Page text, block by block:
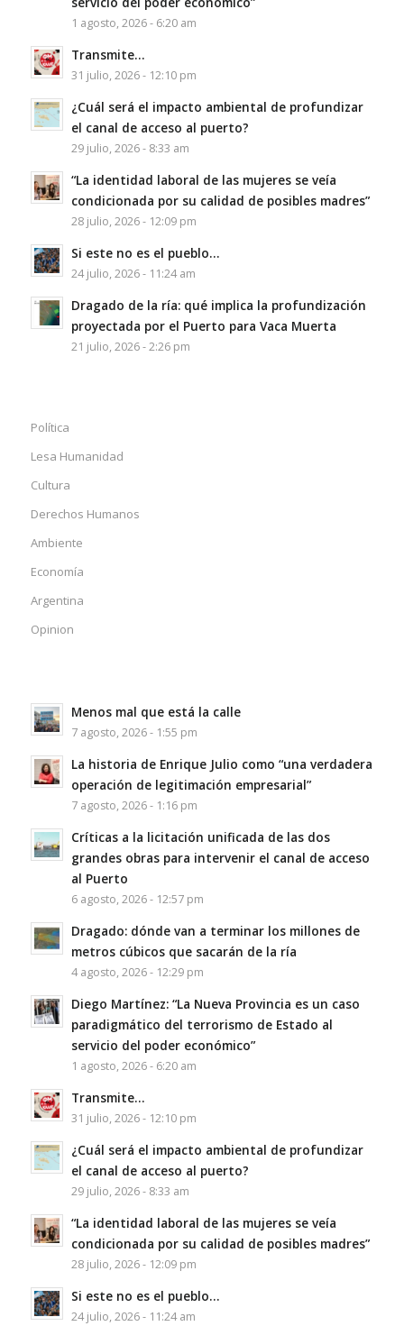
1 agosto, 2026 - 6:20 am
Transmite…
31 julio, 2026 - 12:10 pm
¿Cuál será el impacto ambiental de profundizar
el canal de acceso al puerto?
29 julio, 2026 - 8:33 am
“La identidad laboral de las mujeres se veía
condicionada por su calidad de posibles madres”
28 julio, 2026 - 12:09 pm
Si este no es el pueblo…
24 julio, 2026 - 11:24 am
Dragado de la ría: qué implica la profundización
proyectada por el Puerto para Vaca Muerta
21 julio, 2026 - 2:26 pm
Política
Lesa Humanidad
Cultura
Derechos Humanos
Ambiente
Economía
Argentina
Opinion
Menos mal que está la calle
7 agosto, 2026 - 1:55 pm
La historia de Enrique Julio como “una verdadera
operación de legitimación empresarial”
7 agosto, 2026 - 1:16 pm
Críticas a la licitación unificada de las dos
grandes obras para intervenir el canal de acceso
al Puerto
6 agosto, 2026 - 12:57 pm
Dragado: dónde van a terminar los millones de
metros cúbicos que sacarán de la ría
4 agosto, 2026 - 12:29 pm
Diego Martínez: “La Nueva Provincia es un caso
paradigmático del terrorismo de Estado al
servicio del poder económico”
1 agosto, 2026 - 6:20 am
Transmite…
31 julio, 2026 - 12:10 pm
¿Cuál será el impacto ambiental de profundizar
el canal de acceso al puerto?
29 julio, 2026 - 8:33 am
“La identidad laboral de las mujeres se veía
condicionada por su calidad de posibles madres”
28 julio, 2026 - 12:09 pm
Si este no es el pueblo…
24 julio, 2026 - 11:24 am